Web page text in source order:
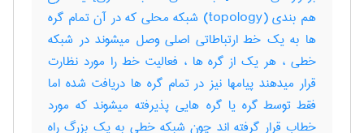
هم بندی (‎topology) شبکه محلی که در آن تمام گره
ها به یک خط ارتباطاتی اصلی وصل میشوند در شبکه
خطی ، هر یک از گره ها ، فعالیت خط را مورد نظارت
قرار میدهند پیامها نیز در تمام گره ها دریافت شده اما
فقط توسط گره یا گره هایی پذیرفته میشوند که مورد
خطاب قرار گرفته اند چون شبکه خطی به یک بزرگ راه